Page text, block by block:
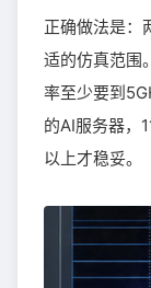
正确做法是：
适的仿真范围
率至少要到
的AI服务器，
以上才稳妥。